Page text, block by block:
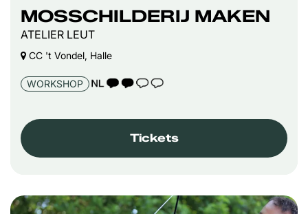
MOSSCHILDERIJ MAKEN
ATELIER LEUT
CC 't Vondel, Halle
WORKSHOP TAALICOON 2
Tickets